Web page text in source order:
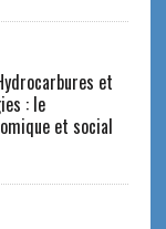
et
: le
et social